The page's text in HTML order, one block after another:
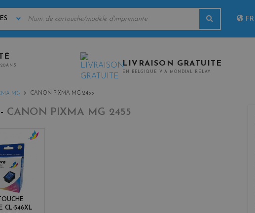
CLÉS
RechercheFR
LIVRAISON GRATUITE
EN BELGIQUE VIA MONDIAL RELAY.
MG CANON PIXMA MG 2455
CANON PIXMA MG 2455
CL-546XL